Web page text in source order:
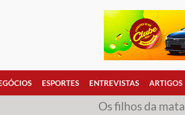
ESPORTES ENTREVISTAS ARTIGOS
Os filhos da mata